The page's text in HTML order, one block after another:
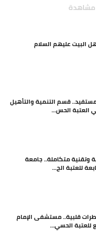
مشاهدة
البيت عليهم السلام
(795) ألف مستفيد.. قسم التنمية والتأهيل
العتبة الحس...
وتقنية متكاملة.. جامعة
للعتبة الح...
قلبية.. مستشفى الإمام
للعتبة الحسي...